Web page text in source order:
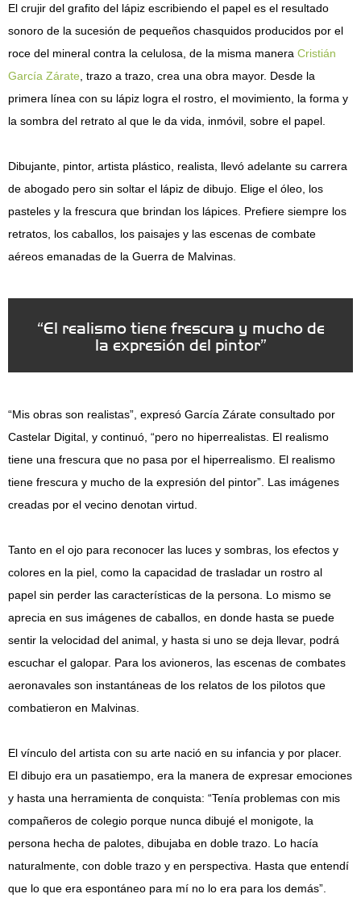
El crujir del grafito del lápiz escribiendo el papel es el resultado
sonoro de la sucesión de pequeños chasquidos producidos por el
roce del mineral contra la celulosa, de la misma manera Cristián
García Zárate , trazo a trazo, crea una obra mayor. Desde la
primera línea con su lápiz logra el rostro, el movimiento, la forma y
la sombra del retrato al que le da vida, inmóvil, sobre el papel.
Dibujante, pintor, artista plástico, realista, llevó adelante su carrera
de abogado pero sin soltar el lápiz de dibujo. Elige el óleo, los
pasteles y la frescura que brindan los lápices. Prefiere siempre los
retratos, los caballos, los paisajes y las escenas de combate
aéreos emanadas de la Guerra de Malvinas.
“El realismo tiene frescura y mucho de
la expresión del pintor”
“Mis obras son realistas”, expresó García Zárate consultado por
Castelar Digital, y continuó, “pero no hiperrealistas. El realismo
tiene una frescura que no pasa por el hiperrealismo. El realismo
tiene frescura y mucho de la expresión del pintor”. Las imágenes
creadas por el vecino denotan virtud.
Tanto en el ojo para reconocer las luces y sombras, los efectos y
colores en la piel, como la capacidad de trasladar un rostro al
papel sin perder las características de la persona. Lo mismo se
aprecia en sus imágenes de caballos, en donde hasta se puede
sentir la velocidad del animal, y hasta si uno se deja llevar, podrá
escuchar el galopar. Para los avioneros, las escenas de combates
aeronavales son instantáneas de los relatos de los pilotos que
combatieron en Malvinas.
El vínculo del artista con su arte nació en su infancia y por placer.
El dibujo era un pasatiempo, era la manera de expresar emociones
y hasta una herramienta de conquista: “Tenía problemas con mis
compañeros de colegio porque nunca dibujé el monigote, la
persona hecha de palotes, dibujaba en doble trazo. Lo hacía
naturalmente, con doble trazo y en perspectiva. Hasta que entendí
que lo que era espontáneo para mí no lo era para los demás”.